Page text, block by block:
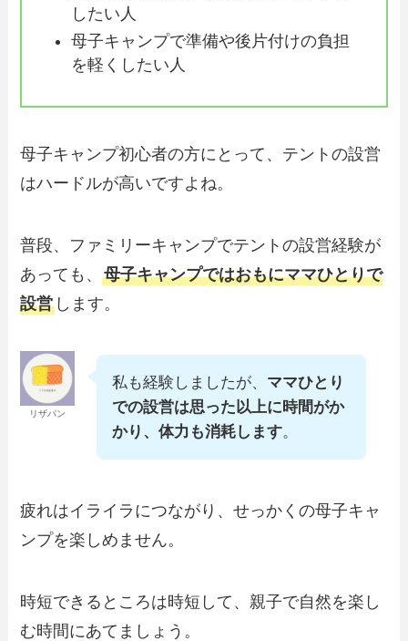
したい人
母子キャンプで準備や後片付けの負担
を軽くしたい人
母子キャンプ初心者の方にとって、テントの設営
はハードルが高いですよね。
普段、ファミリーキャンプでテントの設営経験が
あっても、母子キャンプではおもにママひとりで
設営 します。
リザパン
私も経験しましたが、 ママひとり
での設営は思った以上に時間がか
かり、体力も消耗します。
疲れはイライラにつながり、せっかくの母子キャ
ンプを楽しめません。
時短できるところは時短して、親子で自然を楽し
む時間にあてましょう。